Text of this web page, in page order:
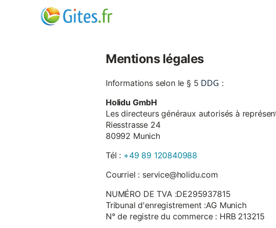
Mentions légales
Informations selon le § 5 DDG :
Holidu GmbH
Les directeurs généraux autorisés à
Riesstrasse 24
80992 Munich
Tél : +49 89 120840988
Courriel : service@holidu.com
NUMÉRO DE TVA :DE295937815
Tribunal d'enregistrement :AG Munich
N° de registre du commerce : HRB 213215